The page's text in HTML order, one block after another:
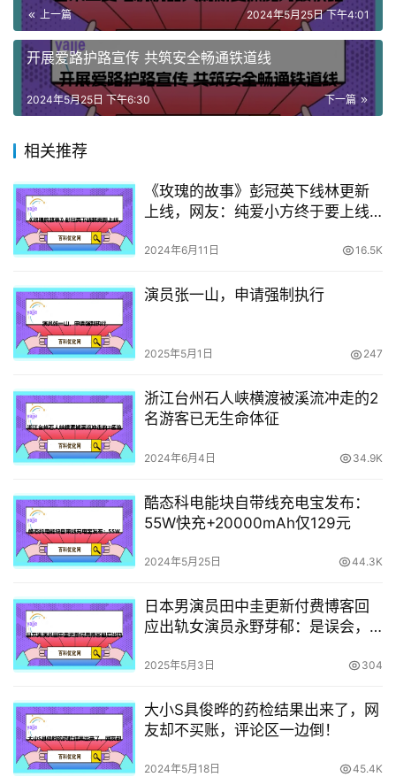
上一篇 2024年5月25日 下午4:01
开展爱路护路宣传 共筑安全畅通铁道线
下一篇
2024年5月25日 下午6:30
相关推荐
《玫瑰的故事》彭冠英下线林更新
上线，网友：纯爱小方终于要上线
2024年6月11日 16.5K
演员张一山，申请强制执行
2025年5月1日 247
浙江台州石人峡横渡被溪流冲走的2
名游客已无生命体征
2024年6月4日 34.9K
酷态科电能块自带线充电宝发布：
55W快充+20000mAh仅129元
2024年5月25日 44.3K
日本男演员田中圭更新付费博客回
应出轨女演员永野芽郁：是误会，
2025年5月3日 304
大小S具俊晔的药检结果出来了，网
友却不买账，评论区一边倒！
2024年5月18日 45.4K